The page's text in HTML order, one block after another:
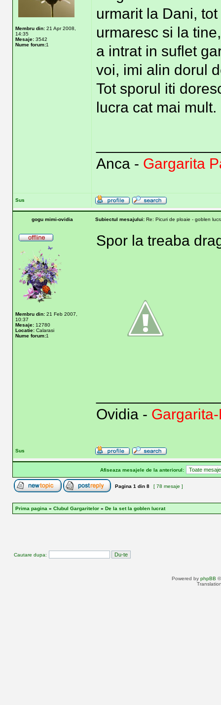
Membru din: 21 Apr 2008,
14:35
Mesaje: 3542
Nume forum:1
urmarit la Dani,
urmaresc si la
a intrat in suflet
voi, imi alin dorul
Tot sporul iti
lucra cat mai mult.
Anca - Gargarita
Sus
gogu mimi-ovidia Subiectul mesajului: Re: Picuri de ploaie - goblen
Membru din: 21 Feb 2007,
10:37
Mesaje: 12780
Locatie: Calarasi
Nume forum:1
Spor la treaba
Ovidia -
Sus
Afiseaza mesajele de la anteriorul:
Pagina 1 din 8 [ 78 mesaje ]
Prima pagina » Clubul Gargaritelor » De la set la goblen lucrat
Cautare dupa:
Powered by phpBB